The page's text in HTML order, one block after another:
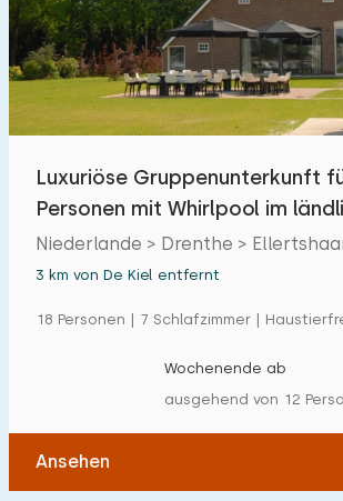
Unterkunft
Nicht im Ferienpark
Im Ferienpark
Einfamilienhaus
Ferienbauernhof
Kinderfreundlich
Luxuriöse Gruppenunterkunft
Personen mit Whirlpool im
Ellertshaar in Dre
Niederlande > Drenthe >
3 km von De Kiel entfernt
18 Personen | 7 Schlafzimmer |
Wochenende ab
ausgehend von 12
Ansehen